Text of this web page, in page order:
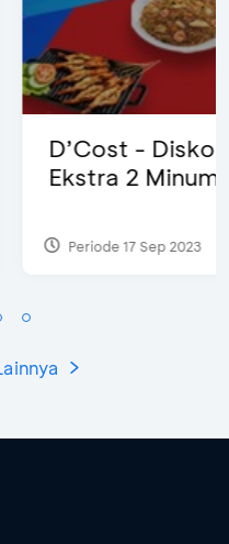
Makanan &